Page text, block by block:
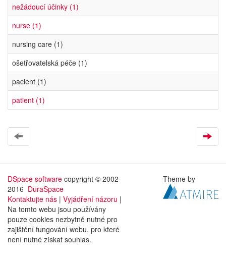
nežádoucí účinky (1)
nurse (1)
nursing care (1)
ošetřovatelská péče (1)
pacient (1)
patient (1)
DSpace software copyright © 2002-
2016 DuraSpace
Kontaktujte nás | Vyjádření názoru |
Na tomto webu jsou používány
pouze cookies nezbytně nutné pro
zajištění fungování webu, pro které
není nutné získat souhlas.
Theme by